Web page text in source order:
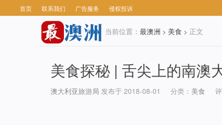
首页 联系我们 广告服务 侵权投诉
当前位置： 最澳洲 > 美食 > 正文
美食探秘 | 舌尖上的南澳
澳大利亚旅游局 发布于 2018-08-01 分类： 美食